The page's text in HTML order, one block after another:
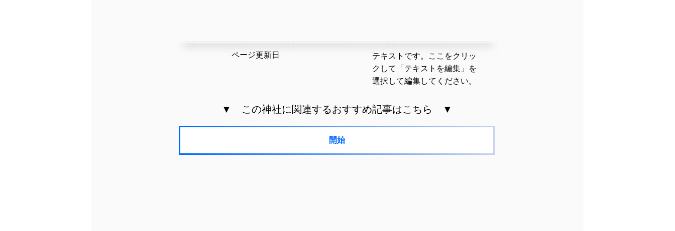
​ページ更新日
テキストです。ここをクリッ
クして「テキストを編集」を
選択して編集してください。
▼ この神社に関連するおすすめ記事はこちら ▼
開始